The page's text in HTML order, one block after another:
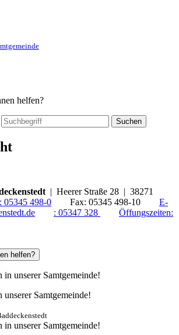
helfen?
Suchen
| Heerer Straße 28 | 38271
: 05345 498-0 Fax: 05345 498-10
E-
: 05347 328
Öffungszeiten:
helfen?
Samtgemeinde!